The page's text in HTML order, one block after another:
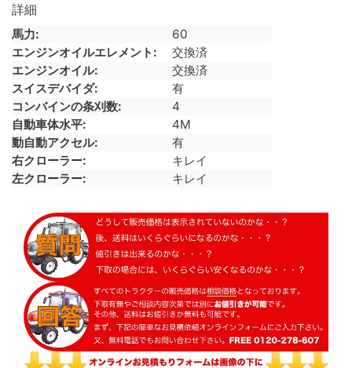
詳細
馬力
60
エンジンオイルエレメント
交換済
エンジンオイル
交換済
スイスデバイダ
有
コンバインの条刈数
4
自動車体水平
4M
動自動アクセル
有
右クローラー
キレイ
左クローラー
キレイ